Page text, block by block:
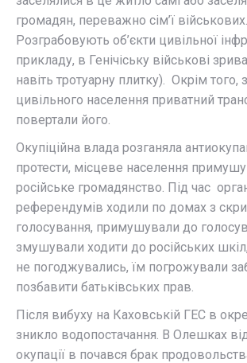
громадян, переважно сім’ї військових.
Розграбовують об’єкти цивільної
прикладу, в Генічіську військові
навіть тротуарну плитку). Окрім того,
цивільного населення приватний
повертали його.
Окупіційна влада розганяла
протести, місцеве населення
російське громадянство. Під час
референдумів ходили по домах з
голосування, примушували до
змушували ходити до російських
не погоджувались, їм погрожували
позбавити батьківських прав.
Після вибуху на Каховській ГЕС в
зникло водопостачання. В Олешках
окупації в почався брак